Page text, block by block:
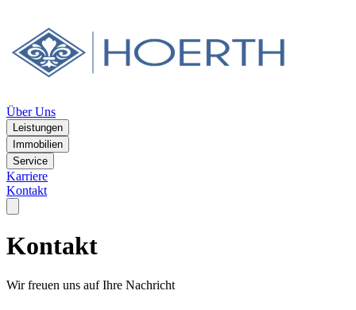
Über Uns
Leistungen
Immobilien
Service
Karriere
Kontakt
Kontakt
Wir freuen uns auf Ihre Nachricht